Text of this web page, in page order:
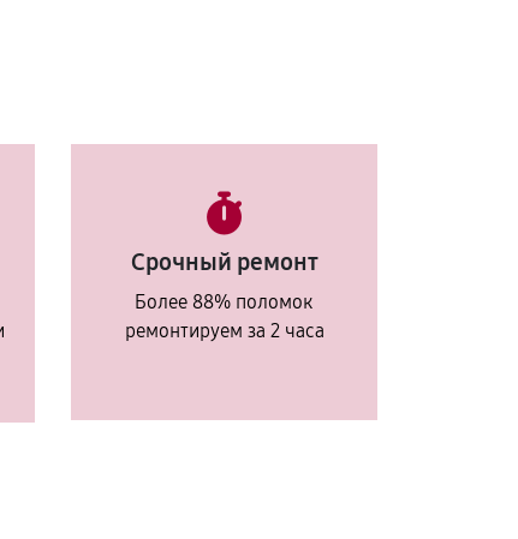
Срочный ремонт
Более 88% поломок
ремонтируем за 2 часа